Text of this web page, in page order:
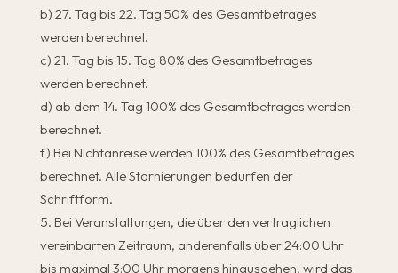
b) 27. Tag bis 22. Tag 50% des Gesamtbetrages
werden berechnet.
c) 21. Tag bis 15. Tag 80% des Gesamtbetrages
werden berechnet.
d) ab dem 14. Tag 100% des Gesamtbetrages werden
berechnet.
f) Bei Nichtanreise werden 100% des Gesamtbetrages
berechnet. Alle Stornierungen bedürfen der
Schriftform.
Bei Veranstaltungen, die über den vertraglichen
vereinbarten Zeitraum, anderenfalls über 24:00 Uhr
bis maximal 3:00 Uhr morgens hinausgehen, wird das